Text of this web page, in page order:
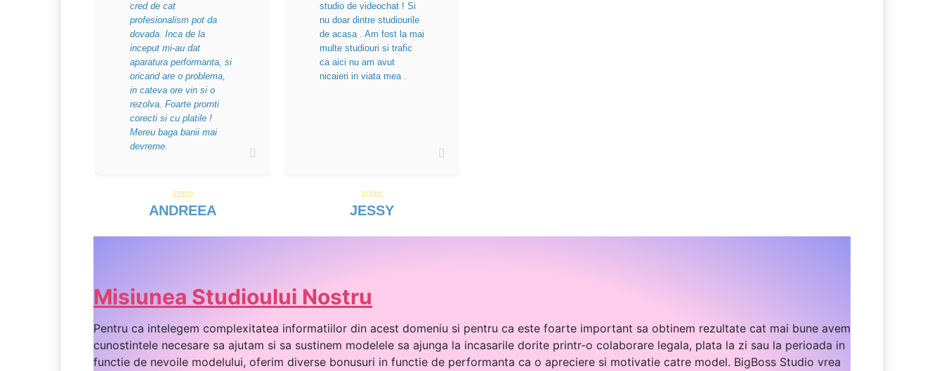
cred de cat
profesionalism pot da
dovada. Inca de la
inceput mi-au dat
aparatura performanta, si
oricand are o problema,
in cateva ore vin si o
rezolva. Foarte promti
corecti si cu platile !
Mereu baga banii mai
devreme.
ANDREEA
studio de videochat ! Si
nu doar dintre studiourile
de acasa . Am fost la mai
multe studiouri si trafic
ca aici nu am avut
nicaieri in viata mea .
JESSY
Misiunea Studioului Nostru
Pentru ca intelegem complexitatea informatiilor din acest domeniu si pentru ca este foarte important sa obtinem rezultate cat mai bune avem
cunostintele necesare sa ajutam si sa sustinem modelele sa ajunga la incasarile dorite printr-o colaborare legala, plata la zi sau la perioada in
functie de nevoile modelului, oferim diverse bonusuri in functie de performanta ca o apreciere si motivatie catre model. BigBoss Studio vrea